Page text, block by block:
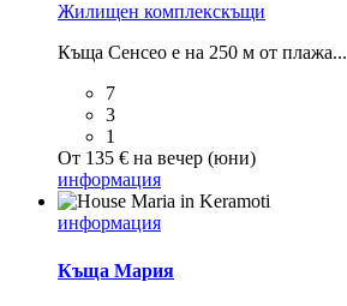
Жилищен комплекскъщи
Къща Сенсео е на 250 м от плажа...
7
3
1
От 135 € на вечер (юни)
информация
информация
Къща Мария